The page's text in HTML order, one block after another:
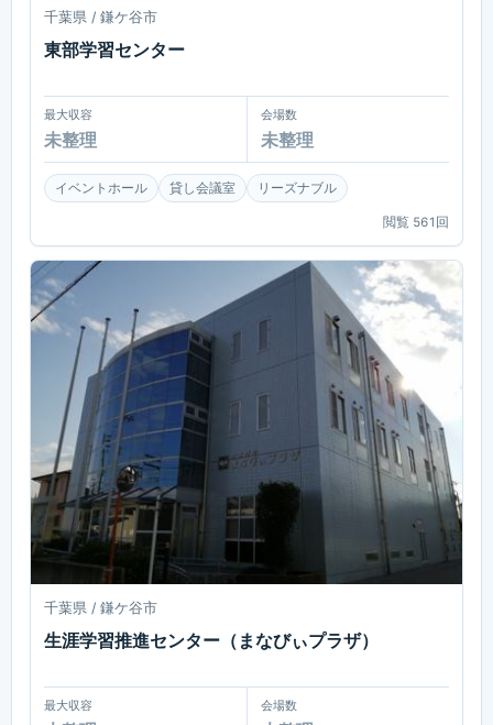
千葉県 / 鎌ケ谷市
東部学習センター
最大収容
未整理
会場数
未整理
イベントホール 貸し会議室 リーズナブル
閲覧 561 回
千葉県 / 鎌ケ谷市
生涯学習推進センター（まなびぃプラザ）
最大収容 会場数